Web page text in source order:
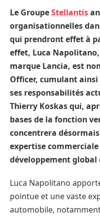
Le GroupeStellantis
organisationnelles
qui prendront effet à
effet, Luca
marque Lancia, est
Officer, cumulant
ses responsabilités
Thierry Koskas qui,
bases de la fonction
concentrera
expertise
développement global
Luca Napolitano
pointue et une vaste
automobile,